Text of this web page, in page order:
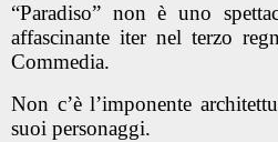
“Paradiso” non è uno
affascinante iter nel terzo
Commedia.
Non c’è l’imponente
suoi personaggi.